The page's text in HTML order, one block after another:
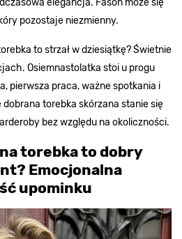
elegancja. Fason może się
pozostaje niezmienny.
to strzał w dziesiątkę? Świetnie
Osiemnastolatka stoi u progu
pierwsza praca, ważne spotkania i
torebka skórzana stanie się
bez względu na okoliczności.
torebka to dobry
Emocjonalna
upominku